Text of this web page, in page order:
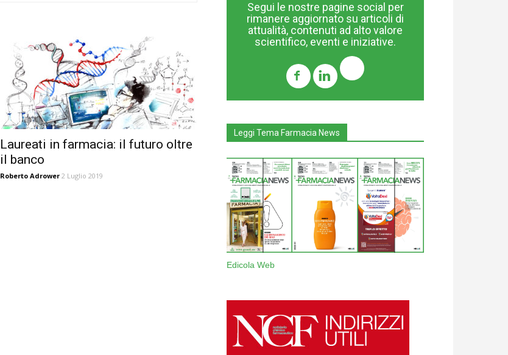
Laureati in farmacia: il futuro oltre
il banco
Roberto Adrower 2 Luglio 2019
Segui le nostre pagine social per
rimanere aggiornato su articoli di
attualità, contenuti ad alto valore
scientifico, eventi e iniziative.
Leggi Tema Farmacia News
Edicola Web